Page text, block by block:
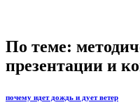
По теме:
презентации и
почему идет дождь и дует ветер